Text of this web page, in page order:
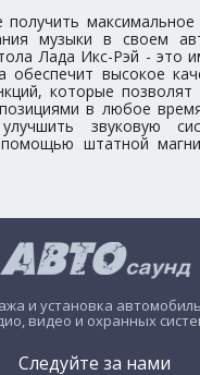
получить максимальное
музыки в своем
Лада Икс-Рэй - это
высокое
которые позволят
в любое
звуковую
штатной
и установка
видео и охранных
Следуйте за нами